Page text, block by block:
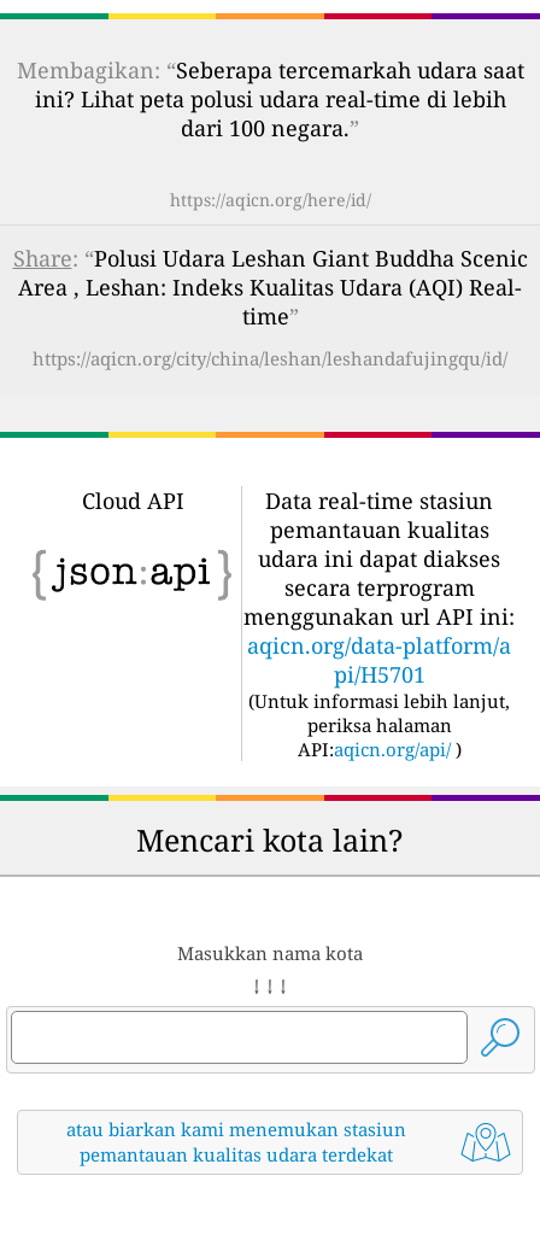
Membagikan: “Seberapa tercemarkah udara saat
ini? Lihat peta polusi udara real-time di lebih
dari 100 negara.”
https://aqicn.org/here/id/
Share: “Polusi Udara Leshan Giant Buddha Scenic
Area , Leshan: Indeks Kualitas Udara (AQI) Real-
time”
https://aqicn.org/city/china/leshan/leshandafujingqu/id/
Cloud API
Data real-time stasiun
pemantauan kualitas
udara ini dapat diakses
secara terprogram
menggunakan url API ini:
aqicn.org/data-platform/a
pi/H5701
(Untuk informasi lebih lanjut,
periksa halaman
API:aqicn.org/api/ )
Mencari kota lain?
Masukkan nama kota
↓ ↓ ↓
atau biarkan kami menemukan stasiun
pemantauan kualitas udara terdekat